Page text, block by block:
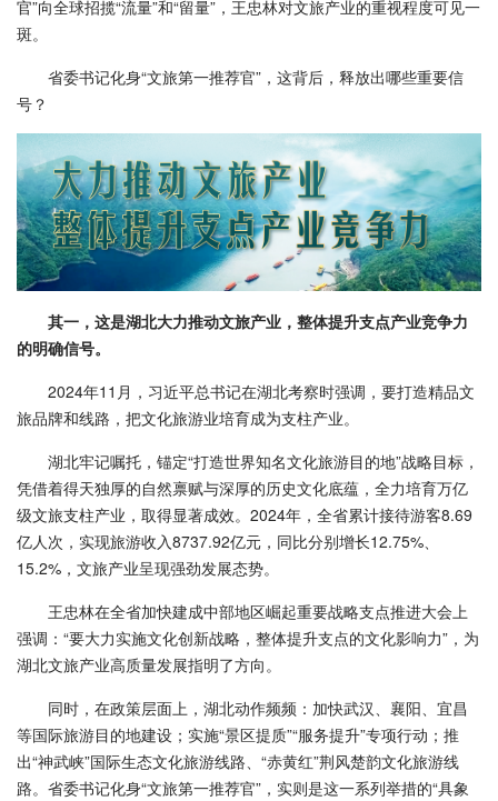
官”向全球招揽“流量”和“留量”，王忠林对文旅产业的重视程度可见一
斑。
省委书记化身“文旅第一推荐官”，这背后，释放出哪些重要信
号？
其一，这是湖北大力推动文旅产业，整体提升支点产业竞争力
的明确信号。
2024年11月，习近平总书记在湖北考察时强调，要打造精品文
旅品牌和线路，把文化旅游业培育成为支柱产业。
湖北牢记嘱托，锚定“打造世界知名文化旅游目的地”战略目标，
凭借着得天独厚的自然禀赋与深厚的历史文化底蕴，全力培育万亿
级文旅支柱产业，取得显著成效。2024年，全省累计接待游客8.69
亿人次，实现旅游收入8737.92亿元，同比分别增长12.75%、
15.2%，文旅产业呈现强劲发展态势。
王忠林在全省加快建成中部地区崛起重要战略支点推进大会上
强调：“要大力实施文化创新战略，整体提升支点的文化影响力”，为
湖北文旅产业高质量发展指明了方向。
同时，在政策层面上，湖北动作频频：加快武汉、襄阳、宜昌
等国际旅游目的地建设；实施“景区提质”“服务提升”专项行动；推
出“神武峡”国际生态文化旅游线路、“赤黄红”荆风楚韵文化旅游线
路。省委书记化身“文旅第一推荐官”，实则是这一系列举措的“具象